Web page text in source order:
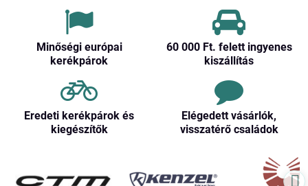
Minőségi európai
kerékpárok
60 000 Ft​. felett ingyenes
kiszállítás
Eredeti kerékpárok és
kiegészítők
Elégedett vásárlók,
visszatérő családok